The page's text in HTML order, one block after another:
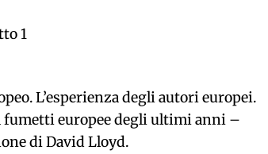
1
L’esperienza degli autori europei.
fumetti europee degli ultimi anni –
di David Lloyd.